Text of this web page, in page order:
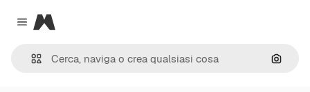
Close menu
Magnific
Cerca